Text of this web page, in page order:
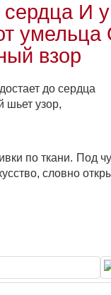
И
взор
до сердца
шьет узор,
по ткани. Под
словно